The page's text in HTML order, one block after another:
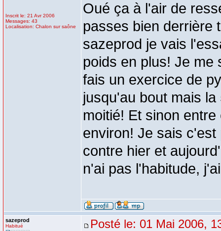
Inscrit le: 21 Avr 2006
Messages: 43
Localisation: Chalon sur saône
Oué ça à l'air de
passes bien derrière
sazeprod je vais
poids en plus! Je me
fais un exercice de
jusqu'au bout mais
moitié! Et sinon
environ! Je sais
contre hier et
n'ai pas l'habitude,
sazeprod
Habitué Posté le: 01 Mai 2006,